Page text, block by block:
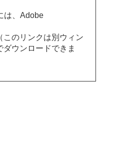
は、Adobe
（このリンクは別ウィン
ダウンロードできま